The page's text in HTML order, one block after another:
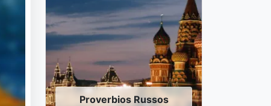
Proverbios Russos